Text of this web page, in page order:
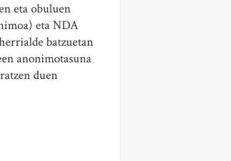
eta obuluen
eta NDA
batzuetan
anonimotasuna
duen